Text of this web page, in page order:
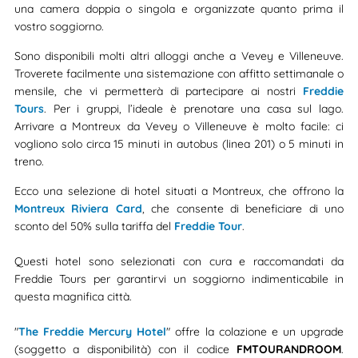
una camera doppia o singola e organizzate quanto prima il
vostro soggiorno.
Sono disponibili molti altri alloggi anche a Vevey e Villeneuve.
Troverete facilmente una sistemazione con affitto settimanale o
mensile, che vi permetterà di partecipare ai nostri Freddie
Tours. Per i gruppi, l’ideale è prenotare una casa sul lago.
Arrivare a Montreux da Vevey o Villeneuve è molto facile: ci
vogliono solo circa 15 minuti in autobus (linea 201) o 5 minuti in
treno.
Ecco una selezione di hotel situati a Montreux, che offrono la
Montreux Riviera Card, che consente di beneficiare di uno
sconto del 50% sulla tariffa del Freddie Tour.
Questi hotel sono selezionati con cura e raccomandati da
Freddie Tours per garantirvi un soggiorno indimenticabile in
questa magnifica città.
"The Freddie Mercury Hotel" offre la colazione e un upgrade
(soggetto a disponibilità) con il codice FMTOURANDROOM.